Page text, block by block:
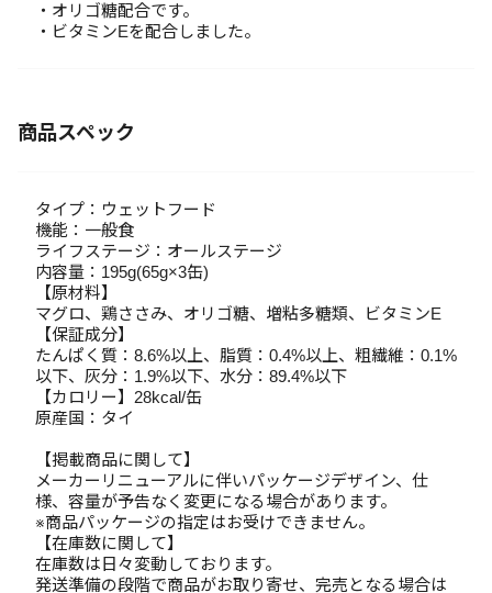
・オリゴ糖配合です。
・ビタミンEを配合しました。
商品スペック
タイプ：ウェットフード
機能：一般食
ライフステージ：オールステージ
内容量：195g(65g×3缶)
【原材料】
マグロ、鶏ささみ、オリゴ糖、増粘多糖類、ビタミンE
【保証成分】
たんぱく質：8.6%以上、脂質：0.4%以上、粗繊維：0.1%
以下、灰分：1.9%以下、水分：89.4%以下
【カロリー】28kcal/缶
原産国：タイ
【掲載商品に関して】
メーカーリニューアルに伴いパッケージデザイン、仕
様、容量が予告なく変更になる場合があります。
※商品パッケージの指定はお受けできません。
【在庫数に関して】
在庫数は日々変動しております。
発送準備の段階で商品がお取り寄せ、完売となる場合は